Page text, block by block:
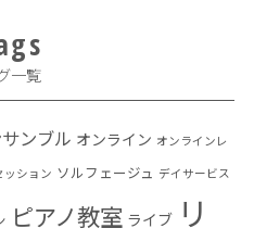
一覧
ンブル オンライン オンラインレ
ッション ソルフェージュ デイサービス
ピアノ教室 ライブ リ